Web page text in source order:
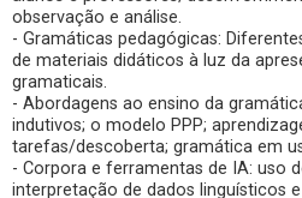
observação e análise.
- Gramáticas pedagógicas:
de materiais didáticos à luz da
gramaticais.
- Abordagens ao ensino da
indutivos; o modelo PPP;
tarefas/descoberta; gramática em
- Corpora e ferramentas de IA: uso
interpretação de dados linguísticos